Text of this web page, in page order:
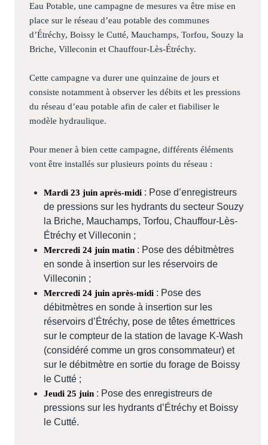
Eau Potable, une campagne de mesures va être mise en
place sur le réseau d’eau potable des communes
d’Étréchy, Boissy le Cutté, Mauchamps, Torfou, Souzy la
Briche, Villeconin et Chauffour-Lès-Étréchy.
Cette campagne va durer une quinzaine de jours et
consiste notamment à observer les débits et les pressions
du réseau d’eau potable afin de caler et fiabiliser le
modèle hydraulique.
Pour mener à bien cette campagne, différents éléments
vont être installés sur plusieurs points du réseau :
Mardi 23 juin après-midi : Pose d’enregistreurs
de pressions sur les hydrants du secteur Souzy
la Briche, Mauchamps, Torfou, Chauffour-Lès-
Étréchy et Villeconin ;
Mercredi 24 juin matin : Pose des débitmètres
en sonde à insertion sur les réservoirs de
Villeconin ;
Mercredi 24 juin après-midi : Pose des
débitmètres en sonde à insertion sur les
réservoirs d’Étréchy, pose de têtes émettrices
sur le compteur de la station de lavage K-Wash
(considéré comme un gros consommateur) et
sur le débitmètre en sortie du forage de Boissy
le Cutté ;
Jeudi 25 juin : Pose des enregistreurs de
pressions sur les hydrants d’Étréchy et Boissy
le Cutté.